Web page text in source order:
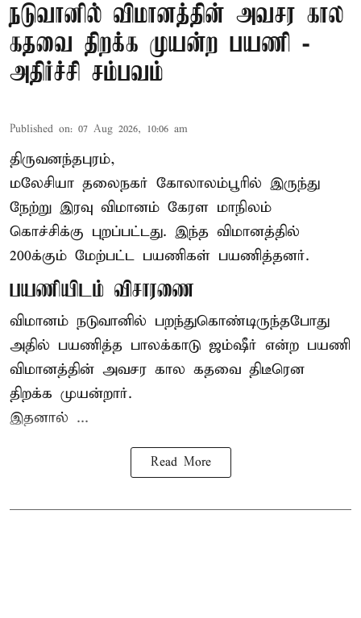
நடுவானில் விமானத்தின் அவசர கால
கதவை திறக்க முயன்ற பயணி -
அதிர்ச்சி சம்பவம்
Published on: 07 Aug 2026, 10:06 am
திருவனந்தபுரம்,
மலேசியா தலைநகர் கோலாலம்பூரில் இருந்து
நேற்று இரவு விமானம் கேரள மாநிலம்
கொச்சிக்கு புறப்பட்டது. இந்த விமானத்தில்
200க்கும் மேற்பட்ட பயணிகள் பயணித்தனர்.
பயணியிடம் விசாரணை
விமானம் நடுவானில் பறந்துகொண்டிருந்தபோது
அதில் பயணித்த பாலக்காடு ஜம்ஷீர் என்ற பயணி
விமானத்தின் அவசர கால கதவை திடீரென
திறக்க முயன்றார்.
இதனால் ...
Read More